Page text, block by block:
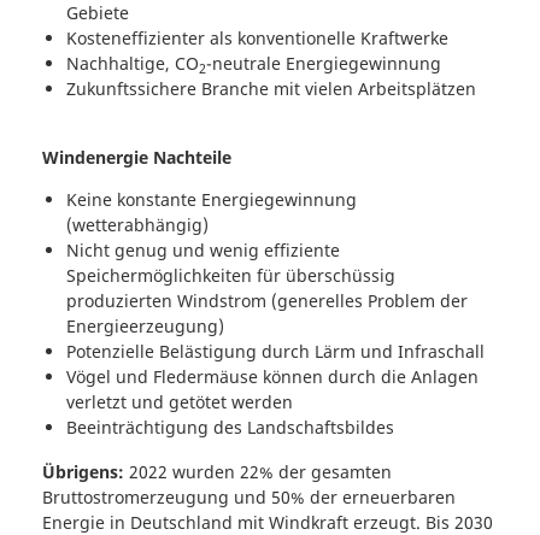
Gebiete
Kosteneffizienter als konventionelle Kraftwerke
Nachhaltige, CO2-neutrale Energiegewinnung
Zukunftssichere Branche mit vielen Arbeitsplätzen
Windenergie Nachteile
Keine konstante Energiegewinnung
(wetterabhängig)
Nicht genug und wenig effiziente
Speichermöglichkeiten für überschüssig
produzierten Windstrom (generelles Problem der
Energieerzeugung)
Potenzielle Belästigung durch Lärm und Infraschall
Vögel und Fledermäuse können durch die Anlagen
verletzt und getötet werden
Beeinträchtigung des Landschaftsbildes
Übrigens: 2022 wurden 22% der gesamten
Bruttostromerzeugung und 50% der erneuerbaren
Energie in Deutschland mit Windkraft erzeugt. Bis 2030